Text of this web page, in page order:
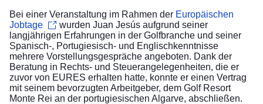
Bei einer Veranstaltung im Rahmen der Europäischen
Jobtage
wurden Juan Jesús aufgrund seiner
langjährigen Erfahrungen in der Golfbranche und seiner
Spanisch-, Portugiesisch- und Englischkenntnisse
mehrere Vorstellungsgespräche angeboten. Dank der
Beratung in Rechts- und Steuerangelegenheiten, die er
zuvor von EURES erhalten hatte, konnte er einen Vertrag
mit seinem bevorzugten Arbeitgeber, dem Golf Resort
Monte Rei an der portugiesischen Algarve, abschließen.